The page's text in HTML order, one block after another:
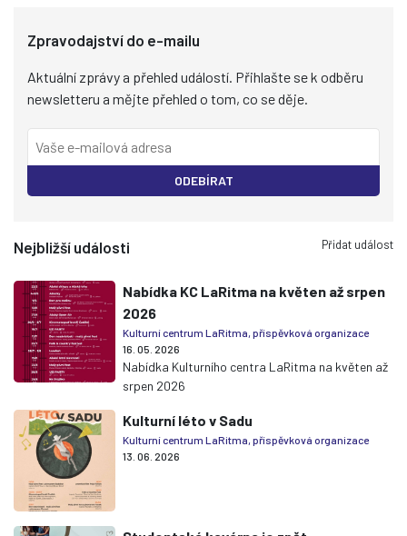
Zpravodajství do e-mailu
Aktuální zprávy a přehled událostí. Přihlašte se k odběru
newsletteru a mějte přehled o tom, co se děje.
ODEBÍRAT
Nejbližší události Přidat událost
Nabídka KC LaRitma na květen až srpen
2026
Kulturní centrum LaRitma, příspěvková organizace
16. 05. 2026
Nabídka Kulturního centra LaRitma na květen až
srpen 2026
Kulturní léto v Sadu
Kulturní centrum LaRitma, příspěvková organizace
13. 06. 2026